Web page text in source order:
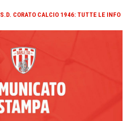
CORATO CALCIO 1946: TUTTE LE INFO